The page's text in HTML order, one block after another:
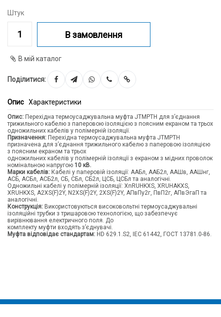
Штук
В замовлення
В мій каталог
Поділитися:
Опис Характеристики
Опис: Перехідна термоусаджувальна муфта JTMPTH для з’єднання
трижильного кабелю з паперовою ізоляцією з поясним екраном та трьох
одножильних кабелів у полімерній ізоляції.
Призначення: Перехідна термоусаджувальна муфта JTMPTH
призначена для з’єднання трижильного кабелю з паперовою ізоляцією
з пояcним екраном та трьох
одножильних кабелів у полімерній ізоляції з екраном з мідних проволок
номінальною напругою 10 кВ.
Марки кабелів: Кабелі у паперовій ізоляції: ААБл, ААБ2л, ААШв, ААШнг,
АСБ, АСБл, АСБ2л, СБ, СБл, СБ2л, ЦСБ, ЦСБл та аналогічні.
Одножильні кабелі у полімерній ізоляції: XnRUHKXS, XRUHAKXS,
XRUHKXS, A2XS(F)2Y, N2XS(F)2Y, 2XS(F)2Y, АПвПу2г, ПвП2г, АПвЭгаП та
аналогічні.
Конструкція: Використовуються високовольтні термоусаджувальні
ізоляційні трубки з тришаровою технологією, що забезпечує
вирівнювання електричного поля. До
комплекту муфти входять з’єднувачі.
Муфта відповідає стандартам: HD 629.1.S2, IEC 61442, ГОСТ 13781.0-86.